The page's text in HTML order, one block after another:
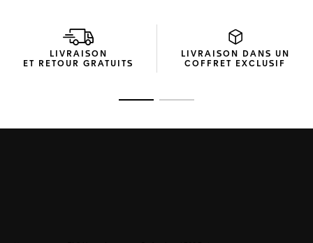
journée. Sur terre comme sous l’eau, cette montre est
fiable à toute épreuve.
LIVRAISON
ET RETOUR GRATUITS
LIVRAISON DANS UN
COFFRET EXCLUSIF